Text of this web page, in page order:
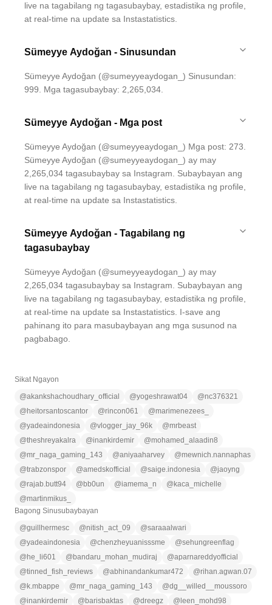
live na tagabilang ng tagasubaybay, estadistika ng profile,
at real-time na update sa Instastatistics.
Sümeyye Aydoğan - Sinusundan
Sümeyye Aydoğan (@sumeyyeaydogan_) Sinusundan:
999. Mga tagasubaybay: 2,265,034.
Sümeyye Aydoğan - Mga post
Sümeyye Aydoğan (@sumeyyeaydogan_) Mga post: 273.
Sümeyye Aydoğan (@sumeyyeaydogan_) ay may
2,265,034 tagasubaybay sa Instagram. Subaybayan ang
live na tagabilang ng tagasubaybay, estadistika ng profile,
at real-time na update sa Instastatistics.
Sümeyye Aydoğan - Tagabilang ng
tagasubaybay
Sümeyye Aydoğan (@sumeyyeaydogan_) ay may
2,265,034 tagasubaybay sa Instagram. Subaybayan ang
live na tagabilang ng tagasubaybay, estadistika ng profile,
at real-time na update sa Instastatistics. I-save ang
pahinang ito para masubaybayan ang mga susunod na
pagbabago.
Sikat Ngayon
@akankshachoudhary_official @yogeshrawat04 @nc376321
@ heitorsantoscantor @rincon061 @marimenezees_
@yadeaindonesia @vlogger_jay_96k @mrbeast
@theshreyakalra @inankirdemir @mohamed_alaadin8
@mr_naga_gaming_143 @aniyaaharvey @mewnich.nannaphas
@trabzonspor @amedskofficial @saige.indonesia @jaoyng
@rajab.butt94 @ bb0un @iamema_n @ kaca_michelle
@martinmikus_
Bagong Sinusubaybayan
@guillhermesc @nitish_act_09 @saraaalwari
@yadeaindonesia @chenzheyuanisssme @sehungreenflag
@ he_li601 @ bandaru_mohan_mudiraj @aparnareddyofficial
@tinned_fish_reviews @abhinandankumar472 @rihan.agwan.07
@ k.mbappe @mr_naga_gaming_143 @dg__willed__moussoro
@inankirdemir @ barisbaktas @dreegz @ leen_mohd98